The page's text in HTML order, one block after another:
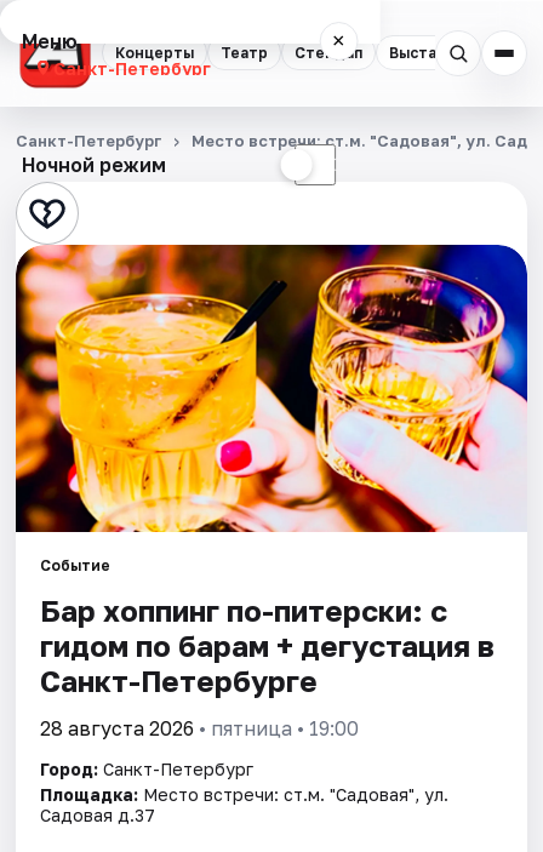
Концерты Театр Стендап Выставки
Меню ×
Санкт-Петербург
Концерты
Театр
Стендап
Выставки
Квесты
Экскурсии
Спорт
События
Города
Площадки
Артисты
Рейтинги
Ночной режим ☾
Санкт-Петербург Место встречи: ст.м. "Садовая", ул.
Событие
Бар хоппинг по-питерски: с
гидом по барам + дегустация в
Санкт-Петербурге
28 августа 2026 • пятница • 19:00
Город: Санкт-Петербург
Площадка: Место встречи: ст.м. "Садовая", ул.
Садовая д.37